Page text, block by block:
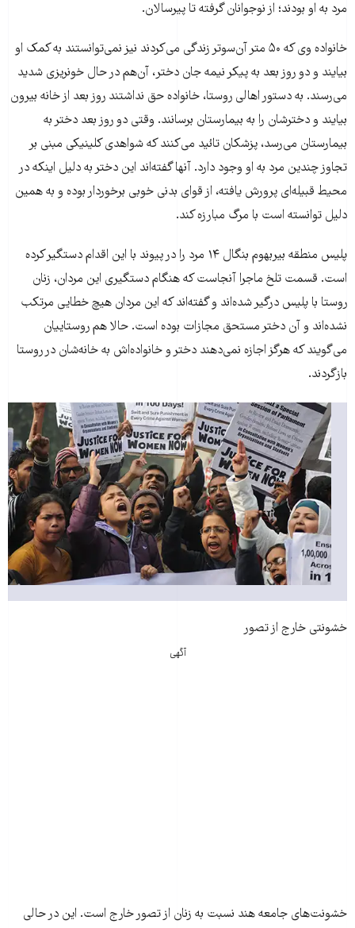
مرد به او بودند؛ از نوجوانان گرفته تا پیرسالان.
خانواده وی که ۵۰ متر آن‌سوتر زندگی می‌کردند نیز نمی‌توانستند به کمک او
بیایند و دو روز بعد به پیکر نیمه جان دختر، آن‌هم در حال خونریزی شدید
می‌رسند. به دستور اهالی روستا، خانواده حق نداشتند روز بعد از خانه بیرون
بیایند و دخترشان را به بیمارستان برسانند. وقتی دو روز بعد دختر به
بیمارستان می‌رسد، پزشکان تائید می‌کنند که شواهدی کلینیکی مبنی بر
تجاوز چندین مرد به او وجود دارد. آنها گفته‌اند این دختر به دلیل اینکه در
محیط قبیله‌ای پرورش یافته، از قوای بدنی خوبی برخوردار بوده و به همین
دلیل توانسته است با مرگ مبارزه کند.
پلیس منطقه بیربهوم بنگال ۱۴ مرد را در پیوند با این اقدام دستگیر کرده
است. قسمت تلخ ماجرا آنجاست که هنگام دستگیری این مردان، زنان
روستا با پلیس درگیر شده‌اند و گفته‌اند که این مردان هیچ خطایی مرتکب
نشده‌اند و آن دختر مستحق مجازات بوده است. حالا هم روستاییان
می‌گویند که هرگز اجازه نمی‌دهند دختر و خانواده‌اش به خانه‌شان در روستا
بازگردند.
خشونتی خارج از تصور
آگهی
خشونت‌های جامعه هند نسبت به زنان از تصور خارج است. این در حالی